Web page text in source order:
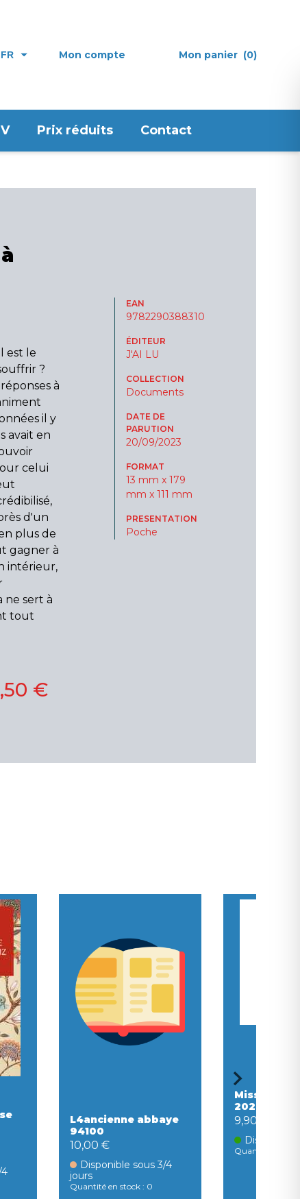
FR Mon compte Mon panier (0)
Prix réduits Contact
est le
?
à
il y
avait en
celui
d'un
plus de
gagner à
intérieur,
ne sert à
tout
EAN
9782290388310
ÉDITEUR
J'AI LU
COLLECTION
Documents
DATE DE
PARUTION
20/09/2023
FORMAT
13 mm x 179
mm x 111 mm
PRESENTATION
Poche
€
L4ancienne abbaye
94100
10,00 €
Disponible sous 3/4
jours
Quantité en stock : 0
Missel du
2027
9,90 €
Disponible
Quantité en